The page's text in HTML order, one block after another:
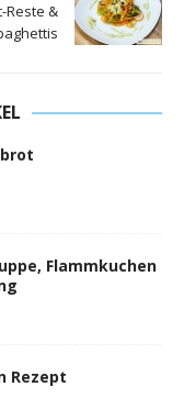
Reste &
Flammkuchen
Rezept